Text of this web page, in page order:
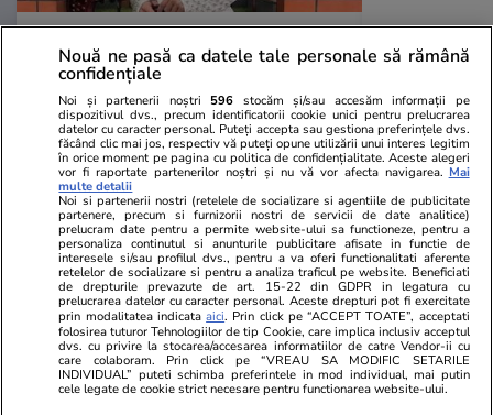
TVMania.ro
A rupt tăcerea fără nicio rușine!
Daniela Crudu spune totul despre
activitatea ei de pe platformele
pentru adulți: „Fac ce vreau, e
wow!”
Sfârşit
dispărută
ucisă de
PARTENERI
Nouă ne pasă ca datele tale personale să rămână
confidențiale
Noi și partenerii noștri 596 stocăm și/sau accesăm informații pe
dispozitivul dvs., precum identificatorii cookie unici pentru prelucrarea
datelor cu caracter personal. Puteți accepta sau gestiona preferințele dvs.
făcând clic mai jos, respectiv vă puteți opune utilizării unui interes legitim
în orice moment pe pagina cu politica de confidențialitate. Aceste alegeri
vor fi raportate partenerilor noștri și nu vă vor afecta navigarea. Mai
multe detalii
Noi si partenerii nostri (retelele de socializare si agentiile de publicitate
partenere, precum si furnizorii nostri de servicii de date analitice)
prelucram date pentru a permite website-ului sa functioneze, pentru a
personaliza continutul si anunturile publicitare afisate in functie de
interesele si/sau profilul dvs., pentru a va oferi functionalitati aferente
retelelor de socializare si pentru a analiza traficul pe website. Beneficiati
de drepturile prevazute de art. 15-22 din GDPR in legatura cu
prelucrarea datelor cu caracter personal. Aceste drepturi pot fi exercitate
prin modalitatea indicataaici. Prin click pe “ACCEPT TOATE”, acceptati
folosirea tuturor Tehnologiilor de tip Cookie, care implica inclusiv acceptul
dvs. cu privire la stocarea/accesarea informatiilor de catre Vendor-ii cu
care colaboram. Prin click pe “VREAU SA MODIFIC SETARILE
INDIVIDUAL” puteti schimba preferintele in mod individual, mai putin
cele legate de cookie strict necesare pentru functionarea website-ului.